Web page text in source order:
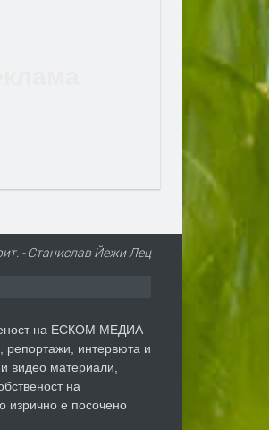
- Станислав Йежи Лец
на ЕСКОМ МЕДИА
интервюта и
видео материали,
на
изрично е посочено